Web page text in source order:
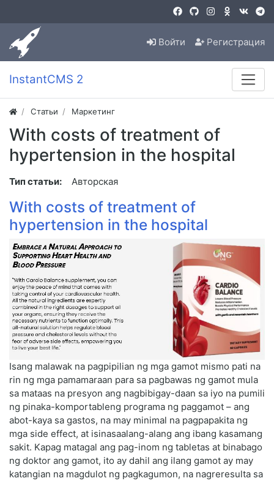
Войти Регистрация
InstantCMS 2
Статьи Маркетинг
With costs of treatment of
hypertension in the hospital
Тип статьи: Авторская
With costs of treatment of
hypertension in the hospital
Isang malawak na pagpipilian ng mga gamot mismo pati na
rin ng mga pamamaraan para sa pagbawas ng gamot mula
sa mataas na presyon ang nagbibigay-daan sa iyo na pumili
ng pinaka-komportableng programa ng paggamot – ang
abot-kaya sa gastos, na may minimal na pagpapakita ng
mga side effect, at isinasaalang-alang ang ibang kasamang
sakit. Kapag matagal ang pag-inom ng tabletas at binabago
ng doktor ang gamot, ito ay dahil ang ilang gamot ay may
katangian na magdulot ng pagkagumon, na nagreresulta sa